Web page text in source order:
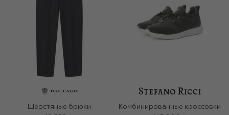
Шерстяные брюки
Комбинированные кроссовки